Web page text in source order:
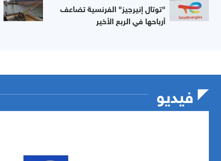
"توتال إنيرجيز" الفرنسية تضاعف
أرباحها في الربع الأخير
فيديو